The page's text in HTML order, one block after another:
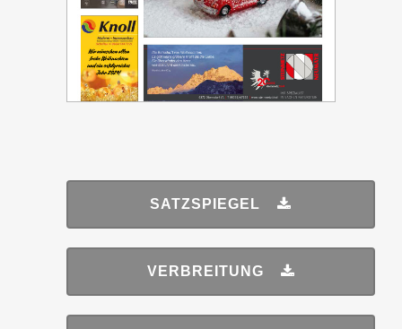
SATZSPIEGEL
VERBREITUNG